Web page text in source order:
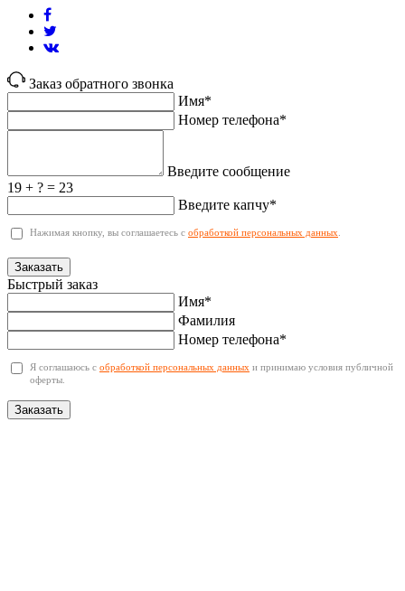
Заказ обратного звонка
Имя*
Номер телефона*
Введите сообщение
19 + ? = 23
Введите капчу*
Нажимая кнопку, вы соглашаетесь с обработкой персональных данных
Заказать
Быстрый заказ
Имя*
Фамилия
Номер телефона*
Я соглашаюсь с обработкой персональных данных и принимаю условия публичной
оферты.